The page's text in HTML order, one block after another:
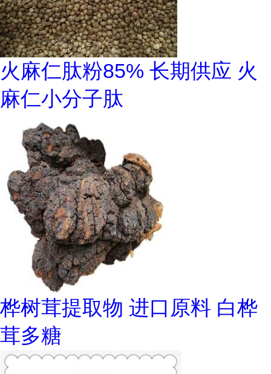
火麻仁肽粉85% 长期供应 火
麻仁小分子肽
桦树茸提取物 进口原料 白桦
茸多糖